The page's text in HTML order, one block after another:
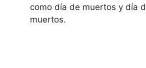
como día de muertos y día
muertos.